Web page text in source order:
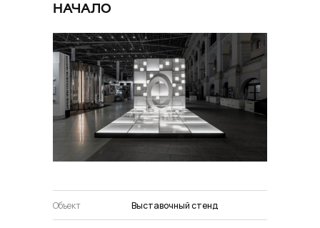
НАЧАЛО
Выставочный стенд
Объект